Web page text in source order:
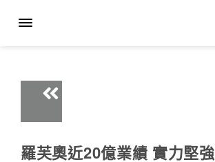
羅芙奧近20億業績 實力堅強